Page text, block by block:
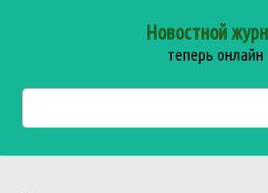
Новостной
теперь онлайн